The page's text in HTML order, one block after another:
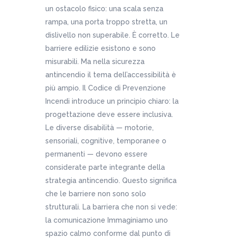
un ostacolo fisico: una scala senza
rampa, una porta troppo stretta, un
dislivello non superabile. È corretto. Le
barriere edilizie esistono e sono
misurabili. Ma nella sicurezza
antincendio il tema dell’accessibilità è
più ampio. Il Codice di Prevenzione
Incendi introduce un principio chiaro: la
progettazione deve essere inclusiva.
Le diverse disabilità — motorie,
sensoriali, cognitive, temporanee o
permanenti — devono essere
considerate parte integrante della
strategia antincendio. Questo significa
che le barriere non sono solo
strutturali. La barriera che non si vede:
la comunicazione Immaginiamo uno
spazio calmo conforme dal punto di